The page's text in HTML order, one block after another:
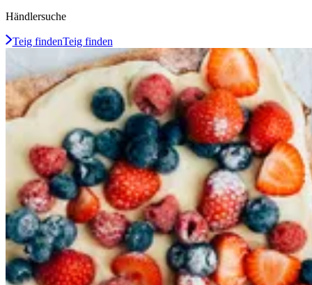
Händlersuche
Teig findenTeig finden